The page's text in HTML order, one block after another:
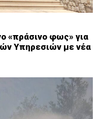
«πράσινο φως» για
Υπηρεσιών με νέα